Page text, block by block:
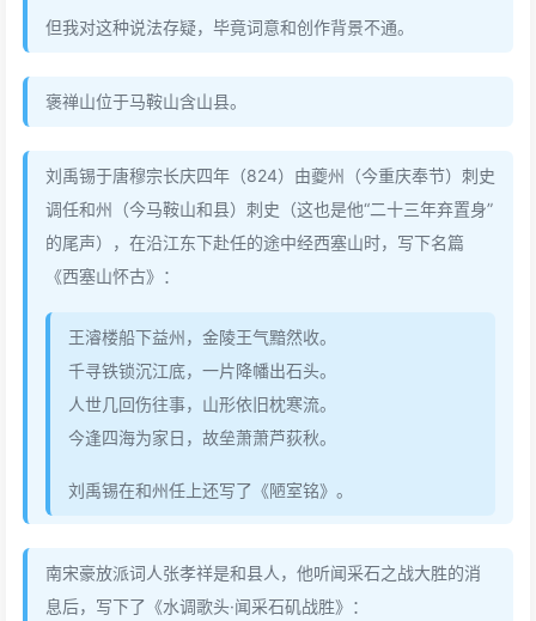
但我对这种说法存疑，毕竟词意和创作背景不通。
褒禅山位于马鞍山含山县。
刘禹锡于唐穆宗长庆四年（824）由夔州（今重庆奉节）刺史
调任和州（今马鞍山和县）刺史（这也是他“二十三年弃置身”
的尾声），在沿江东下赴任的途中经西塞山时，写下名篇
《西塞山怀古》：
王濬楼船下益州，金陵王气黯然收。
千寻铁锁沉江底，一片降幡出石头。
人世几回伤往事，山形依旧枕寒流。
今逢四海为家日，故垒萧萧芦荻秋。
刘禹锡在和州任上还写了《陋室铭》。
南宋豪放派词人张孝祥是和县人，他听闻采石之战大胜的消
息后，写下了《水调歌头·闻采石矶战胜》：